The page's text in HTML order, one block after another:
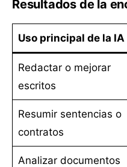
Resultados de la
Uso principal de la IA
Redactar o mejorar
escritos
Resumir sentencias o
contratos
Analizar documentos